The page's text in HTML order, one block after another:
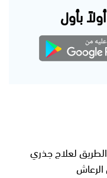
بأول
الطريق لعلاج جذري